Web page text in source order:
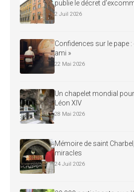
publie le décret
2 Juil 2026
Confidences sur le pape :
ami »
22 Mai 2026
Un chapelet mondial
Léon XIV
28 Mai 2026
Mémoire de saint
miracles
24 Juil 2026